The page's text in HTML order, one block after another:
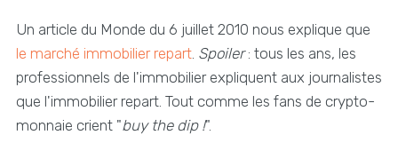
Un article du Monde du 6 juillet 2010 nous explique que
le marché immobilier repart. Spoiler: tous les ans, les
professionnels de l'immobilier expliquent aux journalistes
que l'immobilier repart. Tout comme les fans de crypto-
monnaie crient "buy the dip !".